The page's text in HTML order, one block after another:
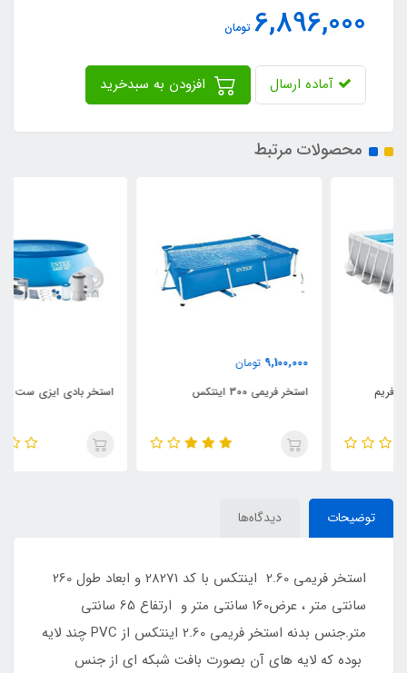
6,896,000 تومان
آماده ارسال
محصولات مرتبط
تومان
استخر فریمی 300 اینتکس
استخر بادی ایزی ست با قطر 457
توضیحات دیدگاه‌ها
استخر فریمی 2.60 اینتکس با کد 28271 و ابعاد طول 260
سانتی متر ، عرض160 سانتی متر و ارتفاع 65 سانتی
متر.جنس بدنه استخر فریمی 2.60 اینتکس از PVC چند لایه
بوده که لایه های آن بصورت بافت شبکه ای از جنس